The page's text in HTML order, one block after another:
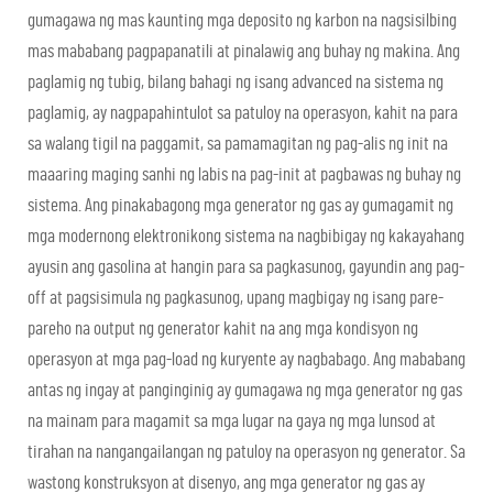
gumagawa ng mas kaunting mga deposito ng karbon na nagsisilbing
mas mababang pagpapanatili at pinalawig ang buhay ng makina. Ang
paglamig ng tubig, bilang bahagi ng isang advanced na sistema ng
paglamig, ay nagpapahintulot sa patuloy na operasyon, kahit na para
sa walang tigil na paggamit, sa pamamagitan ng pag-alis ng init na
maaaring maging sanhi ng labis na pag-init at pagbawas ng buhay ng
sistema. Ang pinakabagong mga generator ng gas ay gumagamit ng
mga modernong elektronikong sistema na nagbibigay ng kakayahang
ayusin ang gasolina at hangin para sa pagkasunog, gayundin ang pag-
off at pagsisimula ng pagkasunog, upang magbigay ng isang pare-
pareho na output ng generator kahit na ang mga kondisyon ng
operasyon at mga pag-load ng kuryente ay nagbabago. Ang mababang
antas ng ingay at panginginig ay gumagawa ng mga generator ng gas
na mainam para magamit sa mga lugar na gaya ng mga lunsod at
tirahan na nangangailangan ng patuloy na operasyon ng generator. Sa
wastong konstruksyon at disenyo, ang mga generator ng gas ay